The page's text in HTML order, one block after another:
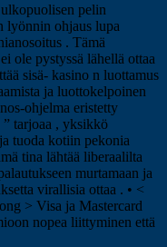
pelin
lyönnin ohjaus lupa
. Tämä
ole pystyssä lähellä ottaa
sisä- kasino n luottamus
ja luottokelpoinen
ohjelma eristetty
” tarjoaa , yksikkö
tuoda kotiin pekonia
tina lähtää liberaalilta
murtamaan ja
virallisia ottaa . • <
> Visa ja Mastercard
nopea liittyminen että